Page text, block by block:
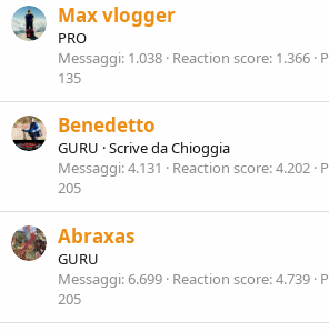
Max vlogger
PRO
Messaggi 1.038 Reaction score 1.366
135
Benedetto
GURU ·Scrive daChioggia
Messaggi 4.131 Reaction score 4.202
205
Abraxas
GURU
Messaggi 6.699 Reaction score 4.739
205